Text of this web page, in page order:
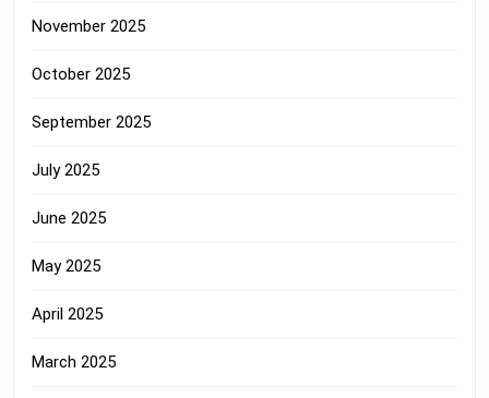
November 2025
October 2025
September 2025
July 2025
June 2025
May 2025
April 2025
March 2025